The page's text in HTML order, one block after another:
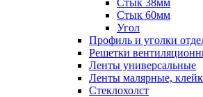
Стык 38мм
Стык 60мм
Угол
Профиль и уголки
Решетки
Ленты универсальные
Ленты малярные,
Стеклохолст